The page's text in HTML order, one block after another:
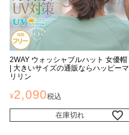
2WAY ウォッシャブルハット 女優帽
| 大きいサイズの通販ならハッピーマ
リリン
¥2,090税込
在庫切れ